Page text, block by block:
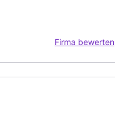
Firma bewerten